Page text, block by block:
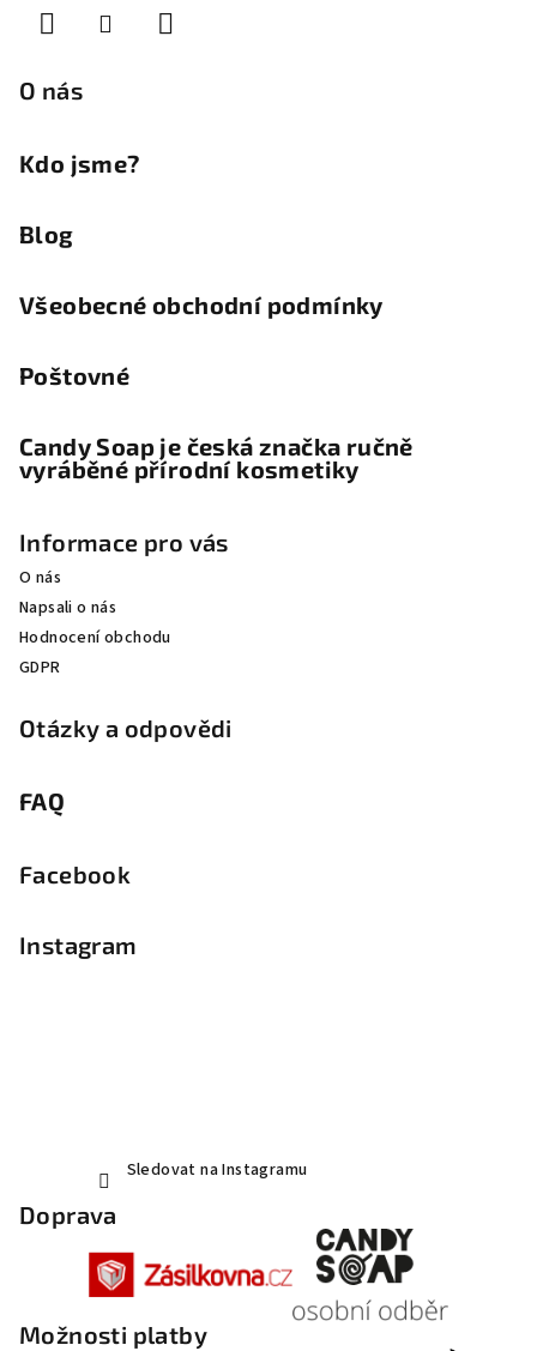
O nás
Kdo jsme?
Blog
Všeobecné obchodní podmínky
Poštovné
Candy Soap je česká značka ručně
vyráběné přírodní kosmetiky
Informace pro vás
O nás
Napsali o nás
Hodnocení obchodu
GDPR
Otázky a odpovědi
FAQ
Facebook
Instagram
Sledovat na Instagramu
Doprava
Možnosti platby